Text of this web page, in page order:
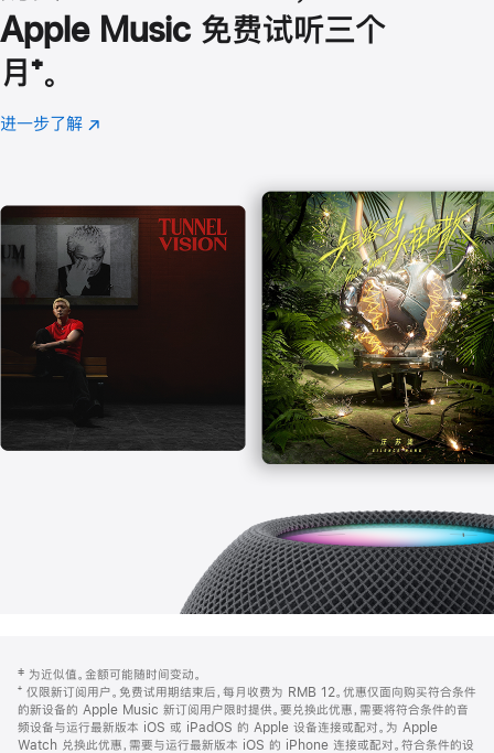
Apple Music 免费试听三个
月 脚
注
⁺。
进一步了解 Apple
(在
口
中
打
开)
页
页
脚
注
‡ 为近似值。金额可能随时间变动。
⁺ 仅限新订阅用户。免费试用期结束后，每月收费为 RMB 12。优惠仅面向购买符合条件
的新设备的 Apple Music 新订阅用户限时提供。要兑换此优惠，需要将符合条件的音
频设备与运行最新版本 iOS 或 iPadOS 的 Apple 设备连接或配对。为 Apple
Watch 兑换此优惠，需要与运行最新版本 iOS 的 iPhone 连接或配对。符合条件的设